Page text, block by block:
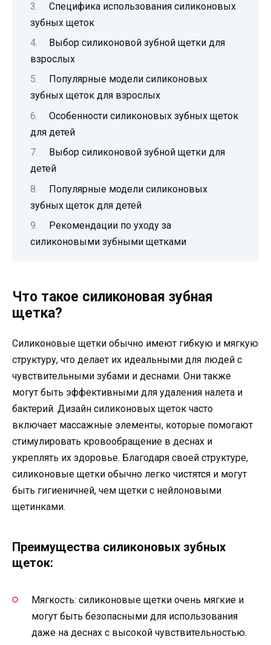
Специфика использования силиконовых
зубных щеток
Выбор силиконовой зубной щетки для
взрослых
Популярные модели силиконовых
зубных щеток для взрослых
Особенности силиконовых зубных щеток
для детей
Выбор силиконовой зубной щетки для
детей
Популярные модели силиконовых
зубных щеток для детей
Рекомендации по уходу за
силиконовыми зубными щетками
Что такое силиконовая зубная
щетка?
Силиконовые щетки обычно имеют гибкую и мягкую
структуру, что делает их идеальными для людей с
чувствительными зубами и деснами. Они также
могут быть эффективными для удаления налета и
бактерий. Дизайн силиконовых щеток часто
включает массажные элементы, которые помогают
стимулировать кровообращение в деснах и
укреплять их здоровье. Благодаря своей структуре,
силиконовые щетки обычно легко чистятся и могут
быть гигиеничней, чем щетки с нейлоновыми
щетинками.
Преимущества силиконовых зубных
щеток:
Мягкость: силиконовые щетки очень мягкие и
могут быть безопасными для использования
даже на деснах с высокой чувствительностью.